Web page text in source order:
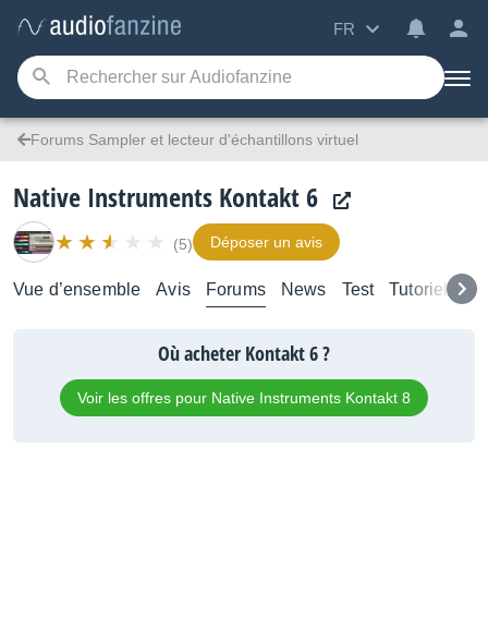
FR
Forums Sampler et lecteur d'échantillons virtuel
Native Instruments Kontakt 6
(5) Déposer un avis
Vue d’ensemble Avis Forums News Test Tutoriels
Où acheter Kontakt 6 ?
Voir les offres pour Native Instruments Kontakt 8